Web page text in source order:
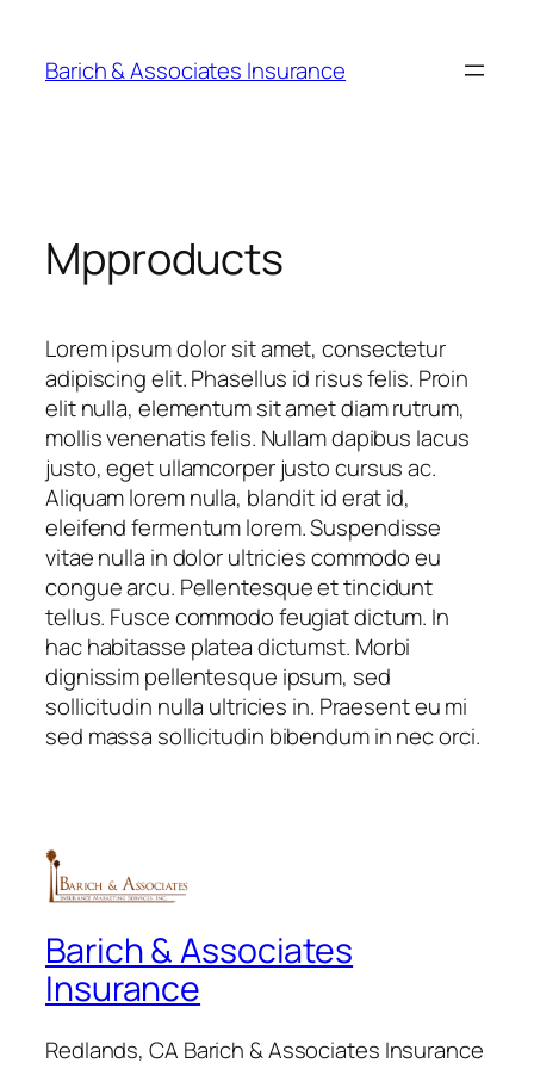
Barich & Associates Insurance
Mpproducts
Lorem ipsum dolor sit amet, consectetur
adipiscing elit. Phasellus id risus felis. Proin
elit nulla, elementum sit amet diam rutrum,
mollis venenatis felis. Nullam dapibus lacus
justo, eget ullamcorper justo cursus ac.
Aliquam lorem nulla, blandit id erat id,
eleifend fermentum lorem. Suspendisse
vitae nulla in dolor ultricies commodo eu
congue arcu. Pellentesque et tincidunt
tellus. Fusce commodo feugiat dictum. In
hac habitasse platea dictumst. Morbi
dignissim pellentesque ipsum, sed
sollicitudin nulla ultricies in. Praesent eu mi
sed massa sollicitudin bibendum in nec orci.
Barich & Associates
Insurance
Redlands, CA Barich & Associates Insurance